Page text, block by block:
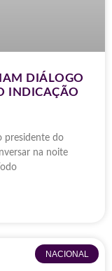
DIÁLOGO
INDICAÇÃO
presidente do
na noite
NACIONAL